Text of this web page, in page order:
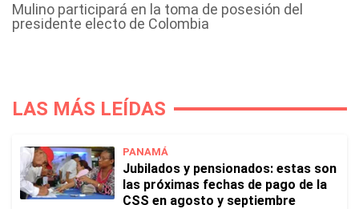
Mulino participará en la toma de posesión del
presidente electo de Colombia
LAS MÁS LEÍDAS
PANAMÁ
Jubilados y pensionados: estas son
las próximas fechas de pago de la
CSS en agosto y septiembre